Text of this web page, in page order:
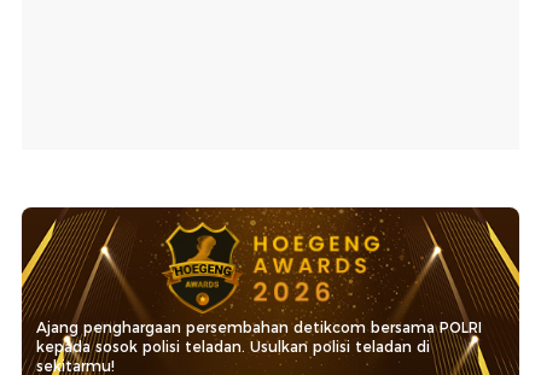
Ajang penghargaan persembahan detikcom bersama POLRI
kepada sosok polisi teladan. Usulkan polisi teladan di
sekitarmu!